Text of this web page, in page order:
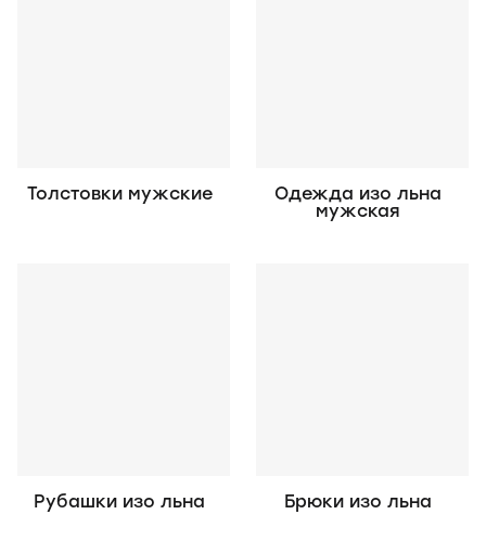
Толстовки мужские
Одежда изо льна
мужская
Рубашки изо льна Брюки изо льна